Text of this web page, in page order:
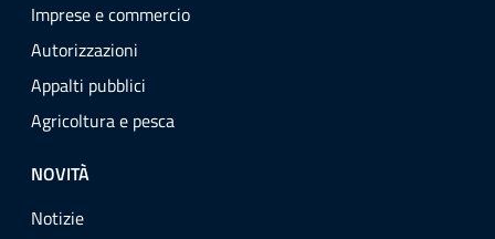
Imprese e commercio
Autorizzazioni
Appalti pubblici
Agricoltura e pesca
NOVITÀ
Notizie